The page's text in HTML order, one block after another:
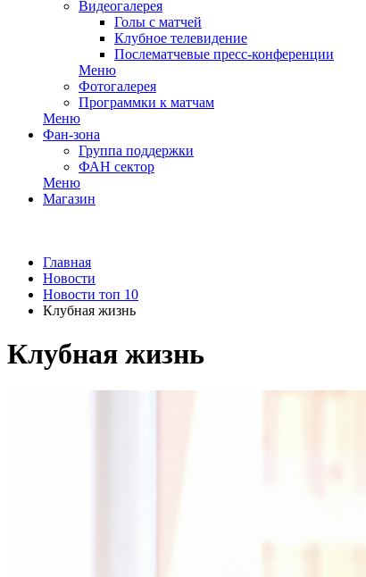
Видеогалерея
Голы с матчей
Клубное телевидение
Послематчевые пресс-конференции
Меню
Фотогалерея
Программки к матчам
Меню
Фан-зона
Группа поддержки
ФАН сектор
Меню
Магазин
Главная
Новости
Новости топ 10
Клубная жизнь
Клубная жизнь